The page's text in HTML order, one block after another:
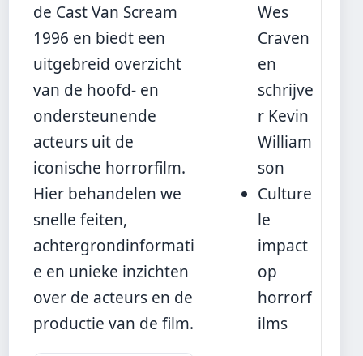
de Cast Van Scream
1996 en biedt een
uitgebreid overzicht
van de hoofd- en
ondersteunende
acteurs uit de
iconische horrorfilm.
Hier behandelen we
snelle feiten,
achtergrondinformati
e en unieke inzichten
over de acteurs en de
productie van de film.
Wes
Craven
en
schrijve
r Kevin
William
son
Culture
le
impact
op
horrorf
ilms